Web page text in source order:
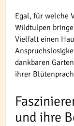
Egal, für welche
Wildtulpen
Vielfalt einen
dankbaren
ihrer
und ihre